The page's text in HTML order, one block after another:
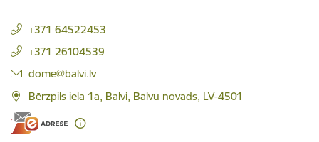
+371 64522453
+371 26104539
E-pasts:
dome@balvi.lv
Bērzpils iela 1a, Balvi, Balvu novads, LV-4501